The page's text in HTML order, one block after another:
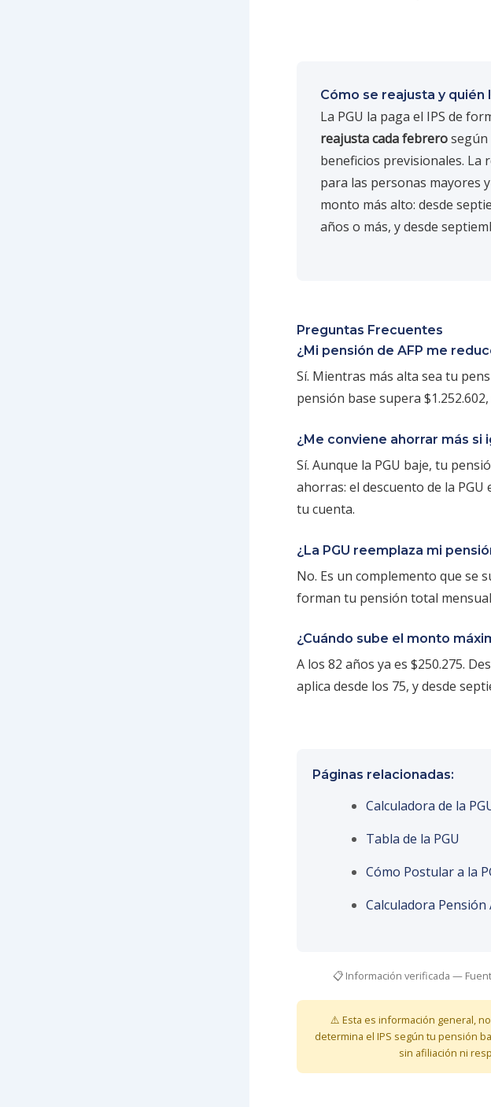
Cómo se reajusta y quién
La PGU la paga el IPS de
reajusta cada febrerosegún
beneficios previsionales. La
para las personas mayores
monto más alto: desde
años o más, y desde
Preguntas Frecuentes
¿Mi pensión de AFP me
Sí. Mientras más alta sea tu
pensión base supera
¿Me conviene ahorrar más si
Sí. Aunque la PGU baje, tu
ahorras: el descuento de la
tu cuenta.
¿La PGU reemplaza mi
No. Es un complemento que se
forman tu pensión total
¿Cuándo sube el monto
A los 82 años ya es $250.275.
aplica desde los 75, y desde
Páginas relacionadas:
Calculadora de la
Tabla de la PGU
Cómo Postular a la
Calculadora Pensión
📋 Información verificada —
⚠️ Esta es información general,
determina el IPS según tu pensión
sin afiliación ni